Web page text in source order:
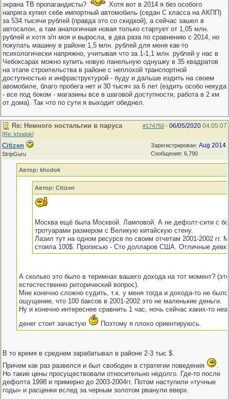
экрана ТВ пропагандисты?
Хотя вот в 2014 я без особого
напряга купил себе импортный автомобиль (седан С класса на АКПП)
за 534 тысячи рублей (правда это со скидкой), а сейчас зашел в
автосалон, а там аналогичная новая только стартует от 1,05 млн.
рублей и хотя з/п моя и выросла, в два раза по сравнению с 2014, но
покупать машину в районе 1,5 млн. рублей для меня как-то
психологически напряжно, учитывая что за 1-1,1 млн. рублей у нас в
Чебоксарах можно купить новую панельную однушку в 35 квадратов
на этапе строительства в районе с неплохой транспортной
доступностью и инфраструктурой - буду и дальше ездить на своем
авомобиле, благо пробега нет и 30 тысяч за 6 лет (ездить особо некуда
- все под боком - магазины все в шаговой доступности, работа в 2 км
от дома). Так что по сути я выходит обеднел.
#174750 - 06/05/2020 04:05:07
Re: Немного ностальгии в паруса
[Re: khodok]
Зарегистрирован: Aug 2014
Сообщения: 6,790
Citizen
StripGuru
Автор: khodok
Автор: Citizen
Москва ещё была Москвой. Ламповой. А не дефолт-сити с
тротуарами размером с Великую китайскую стену.
Лазил тут на одном ресурсе по своим отчетам 2001-2002 гг.
стоила 100$. Прописью - Сто долларов США. Отличные
А сколько это было в теримнах вашего дохода на тот момент? (это
естестественно риторический вопрос).
Мне конечно сложно судить, т.к. у меня тогда и дохода-то не
ощущение, что 100 баксов в 2001-2002 это не маленькие деньги.
Ну и конечно интереснее сравнить 1 час, ночь сейчас каких-то
денег стоит зачастую
Поэтому я плохо ориентируюсь.
В то время в среднем зарабатывал в районе 2-3 тыс $.
Причем как раз развелся и был свободен в стратегии поведения
.
Но такие цены просуществовали относительно недолго. Где-то после
дефолта 1998 и примерно до 2003-2004гг. Потом наступили «тучные
годы» и расценки вслед за черным золотом рванули вверх.